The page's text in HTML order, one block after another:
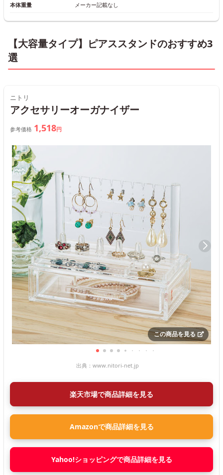
本体重量 メーカー記載なし
【大容量タイプ】ピアススタンドのおすすめ3
選
ニトリ
アクセサリーオーガナイザー
参考価格 1,518円
この商品を見る
出典： www.nitori-net.jp
楽天市場で商品詳細を見る
Amazonで商品詳細を見る
Yahoo!ショッピングで商品詳細を見る